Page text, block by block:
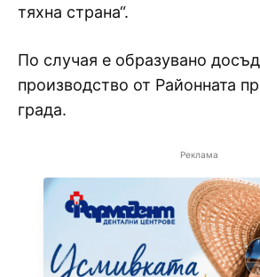
тяхна страна“.
По случая е образувано
производство от Районната
града.
Реклама